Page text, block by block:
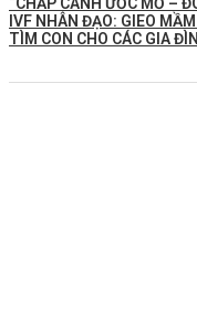
“CHẮP CÁNH ƯỚC MƠ –
IVF NHÂN ĐẠO: GIEO
TÌM CON CHO CÁC GIA